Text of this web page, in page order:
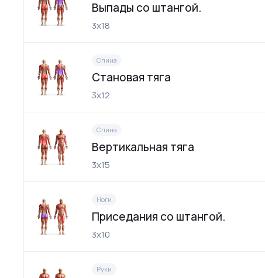
Выпады со штангой.
3х18
Спина
Cтановая тяга
3х12
Спина
Вертикальная тяга
3х15
Ноги
Приседания со штангой.
3х10
Руки